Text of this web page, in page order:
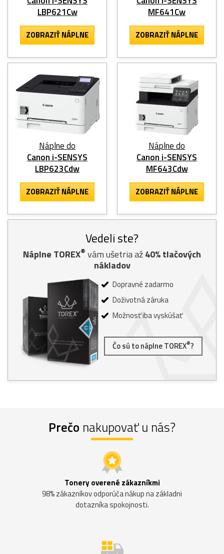
LBP621Cw
ZOBRAZIŤ NÁPLNE
MF641Cw
ZOBRAZIŤ NÁPLNE
Náplne do
Canon i-SENSYS
LBP623Cdw
ZOBRAZIŤ NÁPLNE
Náplne do
Canon i-SENSYS
MF643Cdw
ZOBRAZIŤ NÁPLNE
Vedeli ste?
Náplne TOREX® vám ušetria až40% tlačových
nákladov
Dopravné zadarmo
Doživotná záruka
Možnosť iba vyskúšať
Čo sú to náplne TOREX®?
Prečo nakupovať u nás?
Tonery overené zákazníkmi
98% zákazníkov odporúča nákup na základni
dotazníka spokojnosti.